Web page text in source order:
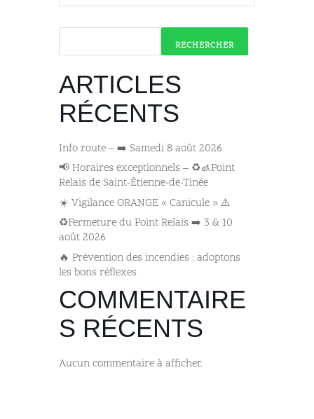
RECHERCHER
ARTICLES
RÉCENTS
Info route – ➡️ Samedi 8 août 2026
📢 Horaires exceptionnels – ♻️🚮Point
Relais de Saint-Étienne-de-Tinée
☀️ Vigilance ORANGE « Canicule » ⚠️
♻️Fermeture du Point Relais ➡️​ 3 & 10
août 2026
🔥 Prévention des incendies : adoptons
les bons réflexes
COMMENTAIRE
S RÉCENTS
Aucun commentaire à afficher.